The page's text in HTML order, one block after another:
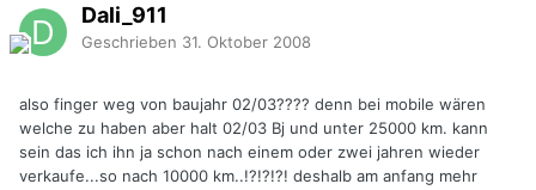
Dali_911
Geschrieben 31. Oktober 2008
also finger weg von baujahr 02/03???? denn bei mobile wären
welche zu haben aber halt 02/03 Bj und unter 25000 km. kann
sein das ich ihn ja schon nach einem oder zwei jahren wieder
verkaufe...so nach 10000 km..!?!?!?! deshalb am anfang mehr